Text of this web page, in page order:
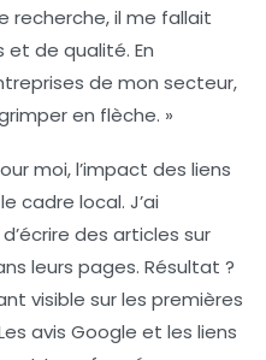
il me fallait
et de qualité. En
de mon secteur,
en flèche. »
moi, l’impact des liens
cadre local. J’ai
des articles sur
leurs pages. Résultat ?
visible sur les premières
avis Google et les liens